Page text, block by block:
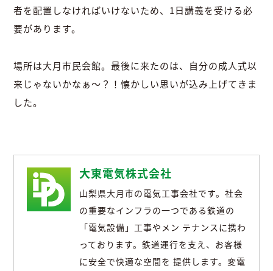
者を配置しなければいけないため、1日講義を受ける必
要があります。
場所は大月市民会館。最後に来たのは、自分の成人式以
来じゃないかなぁ～？！懐かしい思いが込み上げてきま
した。
大東電気株式会社
山梨県大月市の電気工事会社です。社会
の重要なインフラの一つである鉄道の
「電気設備」工事やメン テナンスに携わ
っております。鉄道運行を支え、お客様
に安全で快適な空間を 提供します。変電